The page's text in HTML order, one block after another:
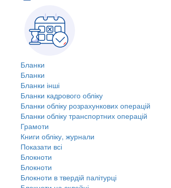
Бланки
Бланки
Бланки інші
Бланки кадрового обліку
Бланки обліку розрахункових операцій
Бланки обліку транспортних операцій
Грамоти
Книги обліку, журнали
Показати всі
Блокноти
Блокноти
Блокноти в твердій палітурці